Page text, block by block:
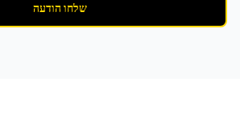
שלחו הודעה